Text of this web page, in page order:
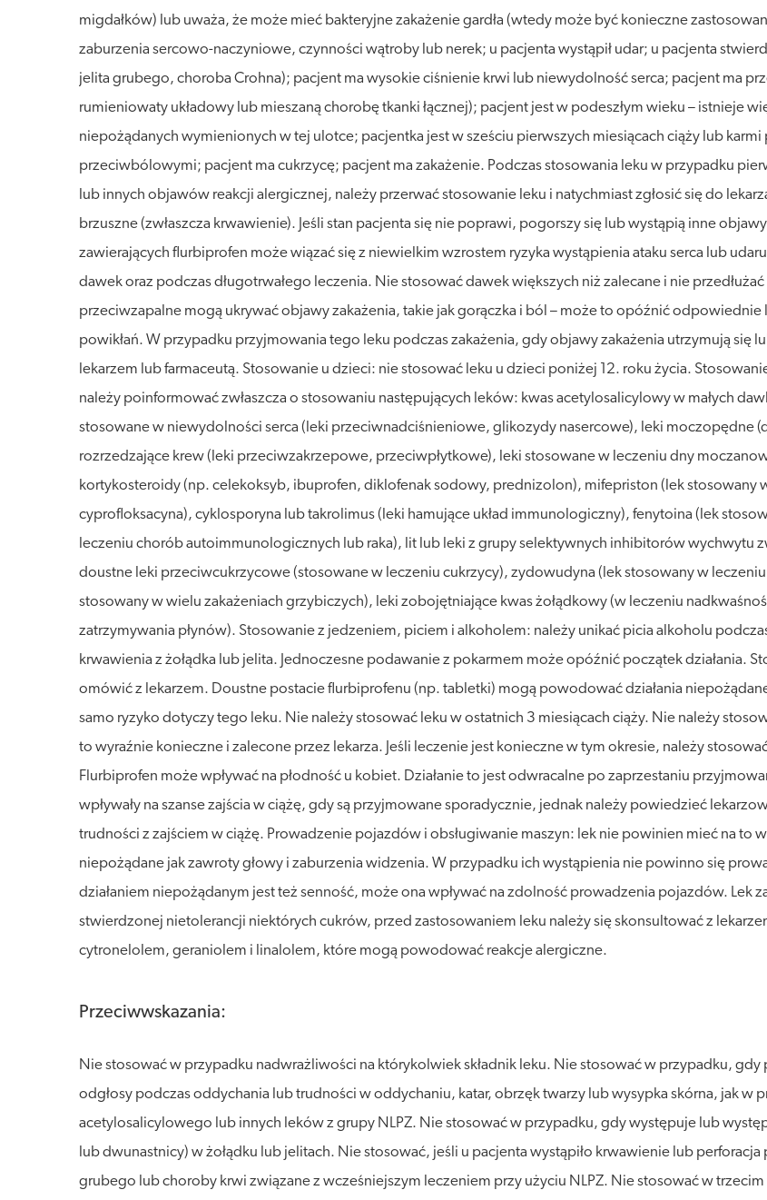
migdałków) lub uważa, że może mieć bakteryjne zakażenie gardła (wtedy może być konieczne
zaburzenia sercowo-naczyniowe, czynności wątroby lub nerek; u pacjenta wystąpił udar; u pacjenta
jelita grubego, choroba Crohna); pacjent ma wysokie ciśnienie krwi lub niewydolność serca; pacjent ma
rumieniowaty układowy lub mieszaną chorobę tkanki łącznej); pacjent jest w podeszłym wieku – istnieje
niepożądanych wymienionych w tej ulotce; pacjentka jest w sześciu pierwszych miesiącach ciąży lub
przeciwbólowymi; pacjent ma cukrzycę; pacjent ma zakażenie. Podczas stosowania leku w przypadku
lub innych objawów reakcji alergicznej, należy przerwać stosowanie leku i natychmiast zgłosić się do
brzuszne (zwłaszcza krwawienie). Jeśli stan pacjenta się nie poprawi, pogorszy się lub wystąpią inne
zawierających flurbiprofen może wiązać się z niewielkim wzrostem ryzyka wystąpienia ataku serca lub
dawek oraz podczas długotrwałego leczenia. Nie stosować dawek większych niż zalecane i nie
przeciwzapalne mogą ukrywać objawy zakażenia, takie jak gorączka i ból – może to opóźnić
powikłań. W przypadku przyjmowania tego leku podczas zakażenia, gdy objawy zakażenia utrzymują się
lekarzem lub farmaceutą. Stosowanie u dzieci: nie stosować leku u dzieci poniżej 12. roku życia.
należy poinformować zwłaszcza o stosowaniu następujących leków: kwas acetylosalicylowy w małych
stosowane w niewydolności serca (leki przeciwnadciśnieniowe, glikozydy nasercowe), leki moczopędne
rozrzedzające krew (leki przeciwzakrzepowe, przeciwpłytkowe), leki stosowane w leczeniu dny
kortykosteroidy (np. celekoksyb, ibuprofen, diklofenak sodowy, prednizolon), mifepriston (lek stosowany
cyprofloksacyna), cyklosporyna lub takrolimus (leki hamujące układ immunologiczny), fenytoina (lek
leczeniu chorób autoimmunologicznych lub raka), lit lub leki z grupy selektywnych inhibitorów wychwytu
doustne leki przeciwcukrzycowe (stosowane w leczeniu cukrzycy), zydowudyna (lek stosowany w
stosowany w wielu zakażeniach grzybiczych), leki zobojętniające kwas żołądkowy (w leczeniu
zatrzymywania płynów). Stosowanie z jedzeniem, piciem i alkoholem: należy unikać picia alkoholu
krwawienia z żołądka lub jelita. Jednoczesne podawanie z pokarmem może opóźnić początek działania.
omówić z lekarzem. Doustne postacie flurbiprofenu (np. tabletki) mogą powodować działania
samo ryzyko dotyczy tego leku. Nie należy stosować leku w ostatnich 3 miesiącach ciąży. Nie należy
to wyraźnie konieczne i zalecone przez lekarza. Jeśli leczenie jest konieczne w tym okresie, należy
Flurbiprofen może wpływać na płodność u kobiet. Działanie to jest odwracalne po zaprzestaniu
wpływały na szanse zajścia w ciążę, gdy są przyjmowane sporadycznie, jednak należy powiedzieć
trudności z zajściem w ciążę. Prowadzenie pojazdów i obsługiwanie maszyn: lek nie powinien mieć na to
niepożądane jak zawroty głowy i zaburzenia widzenia. W przypadku ich wystąpienia nie powinno się
działaniem niepożądanym jest też senność, może ona wpływać na zdolność prowadzenia pojazdów. Lek
stwierdzonej nietolerancji niektórych cukrów, przed zastosowaniem leku należy się skonsultować z
cytronelolem, geraniolem i linalolem, które mogą powodować reakcje alergiczne.
Przeciwwskazania:
Nie stosować w przypadku nadwrażliwości na którykolwiek składnik leku. Nie stosować w przypadku,
odgłosy podczas oddychania lub trudności w oddychaniu, katar, obrzęk twarzy lub wysypka skórna, jak w
acetylosalicylowego lub innych leków z grupy NLPZ. Nie stosować w przypadku, gdy występuje lub
lub dwunastnicy) w żołądku lub jelitach. Nie stosować, jeśli u pacjenta wystąpiło krwawienie lub
grubego lub choroby krwi związane z wcześniejszym leczeniem przy użyciu NLPZ. Nie stosować w